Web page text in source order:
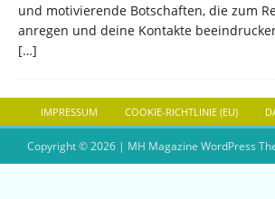
und motivierende Botschaften, die zum
anregen und deine Kontakte
[…]
IMPRESSUM COOKIE-RICHTLINIE (EU)
Copyright © 2026 | MH Magazine WordPress